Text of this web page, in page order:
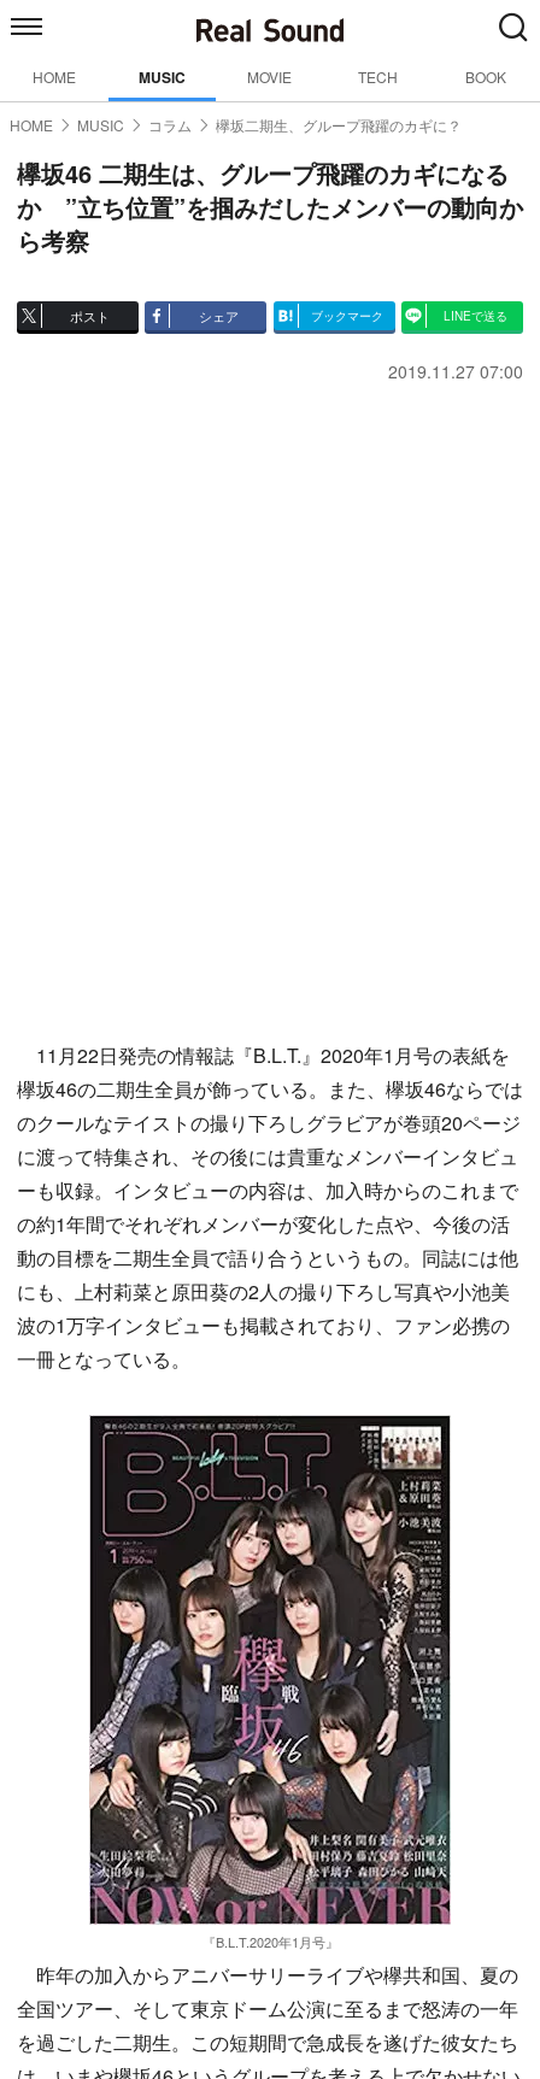
HOME MUSIC MOVIE TECH BOOK
HOME MUSIC コラム 欅坂二期生、グループ飛躍のカギに？
欅坂46 二期生は、グループ飛躍のカギになる
か ”立ち位置”を掴みだしたメンバーの動向か
ら考察
ポスト シェア ブックマーク LINEで送る
2019.11.27 07:00
11月22日発売の情報誌『B.L.T.』2020年1月号の表紙を
欅坂46の二期生全員が飾っている。また、欅坂46ならでは
のクールなテイストの撮り下ろしグラビアが巻頭20ページ
に渡って特集され、その後には貴重なメンバーインタビュ
ーも収録。インタビューの内容は、加入時からのこれまで
の約1年間でそれぞれメンバーが変化した点や、今後の活
動の目標を二期生全員で語り合うというもの。同誌には他
にも、上村莉菜と原田葵の2人の撮り下ろし写真や小池美
波の1万字インタビューも掲載されており、ファン必携の
一冊となっている。
『B.L.T.2020年1月号』
昨年の加入からアニバーサリーライブや欅共和国、夏の
全国ツアー、そして東京ドーム公演に至るまで怒涛の一年
を過ごした二期生。この短期間で急成長を遂げた彼女たち